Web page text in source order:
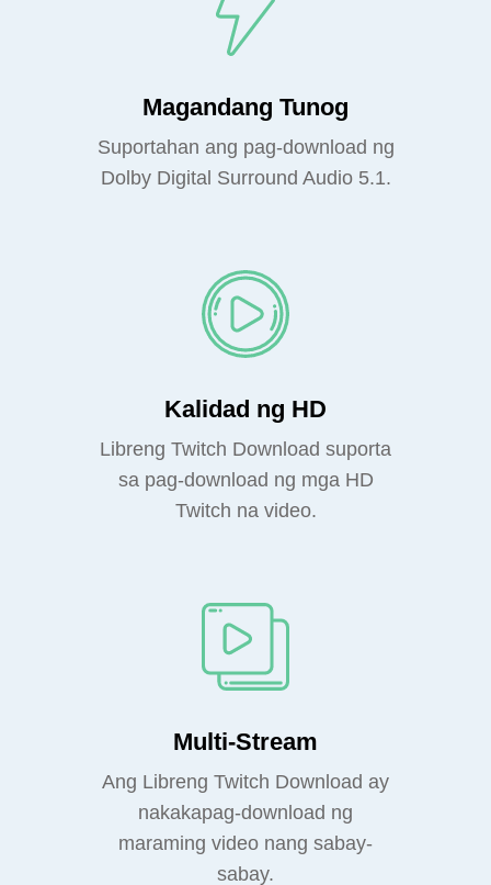
Magandang Tunog
Suportahan ang pag-download ng
Dolby Digital Surround Audio 5.1.
Kalidad ng HD
Libreng Twitch Download suporta
sa pag-download ng mga HD
Twitch na video.
Multi-Stream
Ang Libreng Twitch Download ay
nakakapag-download ng
maraming video nang sabay-
sabay.